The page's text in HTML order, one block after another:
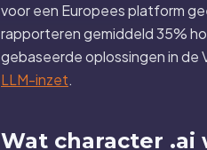
voor een Europees platform
rapporteren gemiddeld 35%
gebaseerde oplossingen in de
LLM-inzet.
Wat character .ai